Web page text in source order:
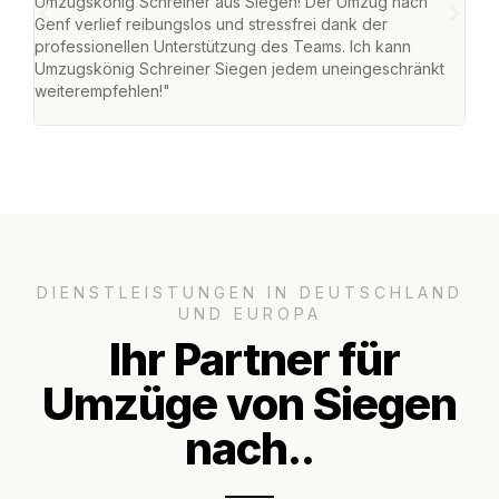
Genf verlief reibungslos und stressfrei dank der
professionellen Unterstützung des Teams. Ich kann
Umzugskönig Schreiner Siegen jedem uneingeschränkt
weiterempfehlen!"
DIENSTLEISTUNGEN IN DEUTSCHLAND
UND EUROPA
Ihr Partner für
Umzüge von Siegen
nach..